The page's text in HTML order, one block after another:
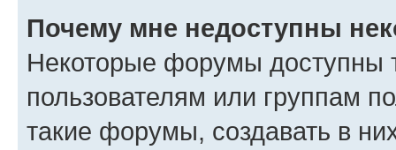
Почему мне недоступны
Некоторые форумы доступны
пользователям или группам
такие форумы, создавать в